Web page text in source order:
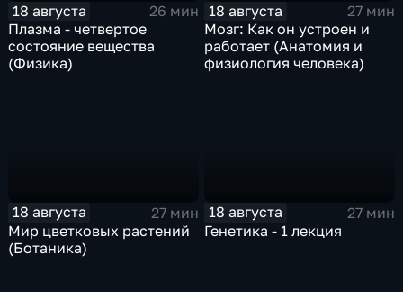
18 августа
26 мин
Плазма - четвертое
состояние вещества
(Физика)
18 августа
27 мин
Мозг: Как он устроен и
работает (Анатомия и
физиология человека)
18 августа
27 мин
Мир цветковых растений
(Ботаника)
18 августа
27 мин
Генетика - 1 лекция